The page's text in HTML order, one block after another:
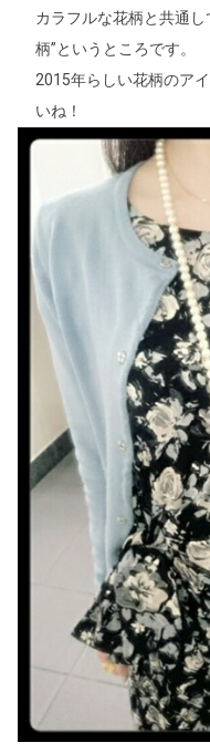
カラフルな花柄と共通
柄”というところです。
2015年らしい花柄のア
いね！